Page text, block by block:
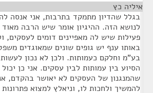
איליה כץ
בגלל שהדיון מתמקד בתרבות, אני אנסה
לנושא הזה. ההיגיון אומר שיש הרבה
פעילות שיש לה מאפיינים דומים לעסקים,
באותו ענף יש גופים שונים שמאוגדים
בע"מ וחלקם כעמותות. ולכן לא נכון
הסיוע בין עמותות לבין עסקים. אני כן
שהמנגנון של העסקים לא יאושר בהקדם,
להמשיך ולחכות לו, וניאלץ למצוא